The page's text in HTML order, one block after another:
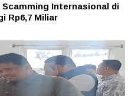
Internasional di
Rp6,7 Miliar